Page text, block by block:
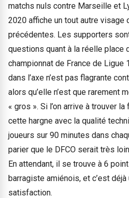
matchs nuls contre Marseille et
2020 affiche un tout autre visage
précédentes. Les supporters
questions quant à la réelle place
championnat de France de Ligue
dans l’axe n’est pas flagrante
alors qu’elle n’est que rarement
« gros ». Si l’on arrive à trouver
cette hargne avec la qualité
joueurs sur 90 minutes dans
parier que le DFCO serait très
En attendant, il se trouve à 6
barragiste amiénois, et c’est
satisfaction.